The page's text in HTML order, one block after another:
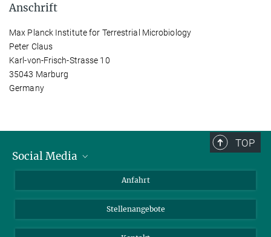
Anschrift
Max Planck Institute for Terrestrial Microbiology
Peter Claus
Karl-von-Frisch-Strasse 10
35043 Marburg
Germany
TOP
Social Media
Anfahrt
Stellenangebote